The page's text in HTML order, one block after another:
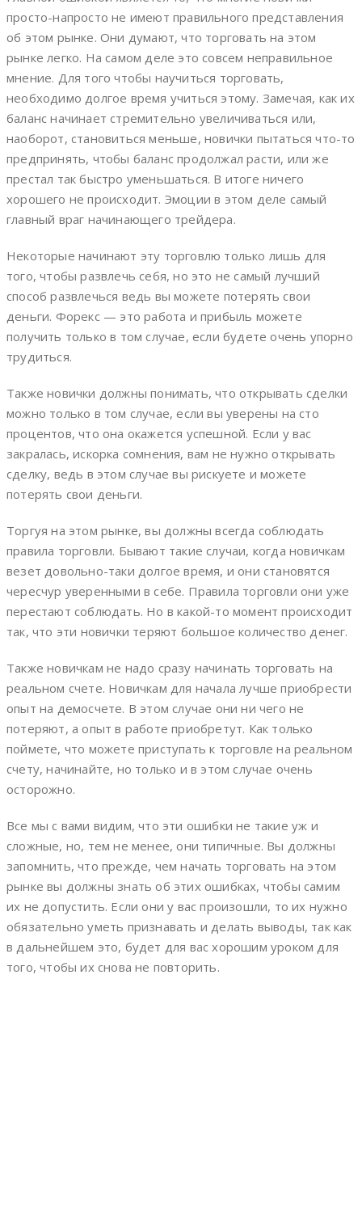
просто-напросто не имеют правильного представления
об этом рынке. Они думают, что торговать на этом
рынке легко. На самом деле это совсем неправильное
мнение. Для того чтобы научиться торговать,
необходимо долгое время учиться этому. Замечая, как их
баланс начинает стремительно увеличиваться или,
наоборот, становиться меньше, новички пытаться что-то
предпринять, чтобы баланс продолжал расти, или же
престал так быстро уменьшаться. В итоге ничего
хорошего не происходит. Эмоции в этом деле самый
главный враг начинающего трейдера.
Некоторые начинают эту торговлю только лишь для
того, чтобы развлечь себя, но это не самый лучший
способ развлечься ведь вы можете потерять свои
деньги. Форекс — это работа и прибыль можете
получить только в том случае, если будете очень упорно
трудиться.
Также новички должны понимать, что открывать сделки
можно только в том случае, если вы уверены на сто
процентов, что она окажется успешной. Если у вас
закралась, искорка сомнения, вам не нужно открывать
сделку, ведь в этом случае вы рискуете и можете
потерять свои деньги.
Торгуя на этом рынке, вы должны всегда соблюдать
правила торговли. Бывают такие случаи, когда новичкам
везет довольно-таки долгое время, и они становятся
чересчур уверенными в себе. Правила торговли они уже
перестают соблюдать. Но в какой-то момент происходит
так, что эти новички теряют большое количество денег.
Также новичкам не надо сразу начинать торговать на
реальном счете. Новичкам для начала лучше приобрести
опыт на демосчете. В этом случае они ни чего не
потеряют, а опыт в работе приобретут. Как только
поймете, что можете приступать к торговле на реальном
счету, начинайте, но только и в этом случае очень
осторожно.
Все мы с вами видим, что эти ошибки не такие уж и
сложные, но, тем не менее, они типичные. Вы должны
запомнить, что прежде, чем начать торговать на этом
рынке вы должны знать об этих ошибках, чтобы самим
их не допустить. Если они у вас произошли, то их нужно
обязательно уметь признавать и делать выводы, так как
в дальнейшем это, будет для вас хорошим уроком для
того, чтобы их снова не повторить.